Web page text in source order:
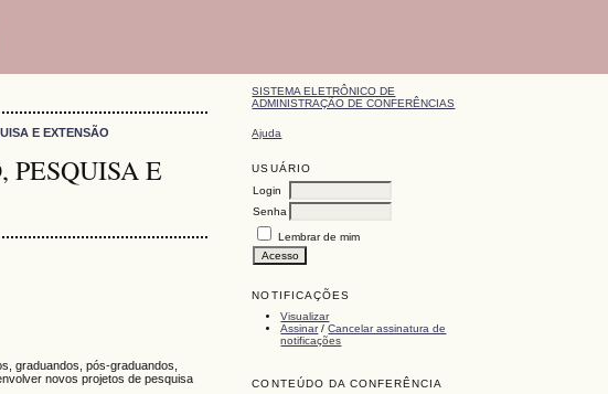
SISTEMA ELETRÔNICO DE
ADMINISTRAÇÃO DE CONFERÊNCIAS
Ajuda
USUÁRIO
Login
Senha
Lembrar de mim
NOTIFICAÇÕES
Visualizar
Assinar/Cancelar assinatura de
notificações
CONTEÚDO DA CONFERÊNCIA
E EXTENSÃO
E
graduandos, pós-graduandos,
novos projetos de pesquisa